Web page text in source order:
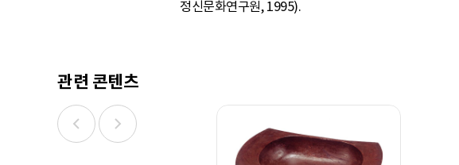
정신문화연구원, 1995).
관련 콘텐츠